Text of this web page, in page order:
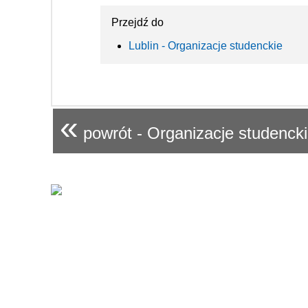
Przejdź do
Lublin - Organizacje studenckie
« powrót - Organizacje